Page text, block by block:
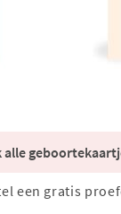
alle
een gratis